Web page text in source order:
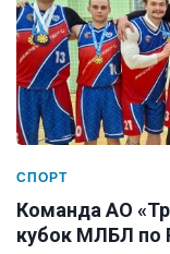
СПОРТ
Команда АО
кубок МЛБЛ по